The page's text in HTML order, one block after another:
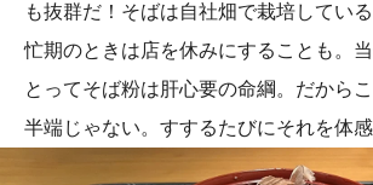
も抜群だ！そばは自社畑で栽培してい
忙期のときは店を休みにすることも。
とってそば粉は肝心要の命綱。だから
半端じゃない。すするたびにそれを体感